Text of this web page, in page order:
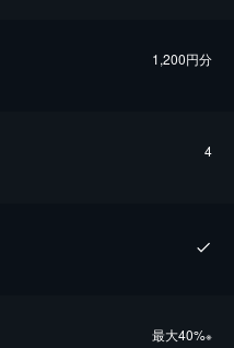
1,200円分
4
最⼤40%※